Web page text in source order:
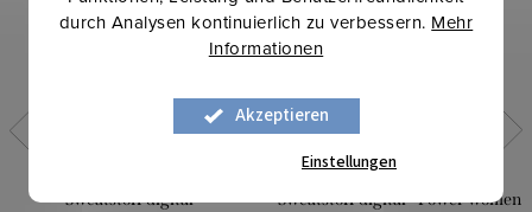
durch Analysen kontinuierlich zu verbessern. Mehr
Informationen
Akzeptieren
Einstellungen
Sweatstoff digital -
Sweatstoff digital - Power women